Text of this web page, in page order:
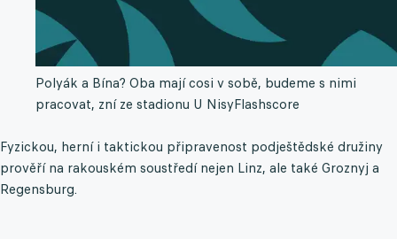
Polyák a Bína? Oba mají cosi v sobě, budeme s nimi
pracovat, zní ze stadionu U NisyFlashscore
Fyzickou, herní i taktickou připravenost podještědské družiny
prověří na rakouském soustředí nejen Linz, ale také Groznyj a
Regensburg.